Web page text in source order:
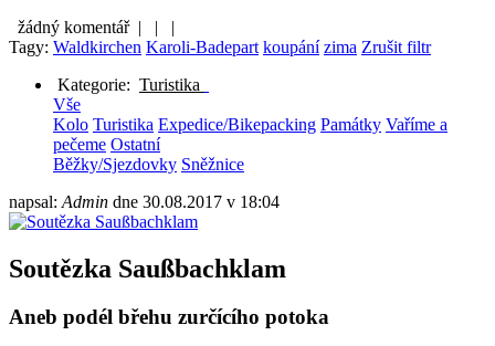
žádný komentář |
|
|
Tagy: Waldkirchen Karoli-Badepart koupání zima Zrušit filtr
Kategorie: Turistika
Vše
Kolo Turistika Expedice/Bikepacking Památky Vaříme a
pečeme Ostatní
Běžky/Sjezdovky Sněžnice
napsal: Admin dne 30.08.2017 v 18:04
Soutězka Saußbachklam
Aneb podél břehu zurčícího potoka